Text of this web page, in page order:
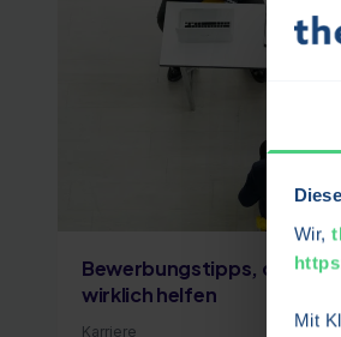
Wir,
Mit
Bewerbungstipps, die
wirklich helfen
Karriere